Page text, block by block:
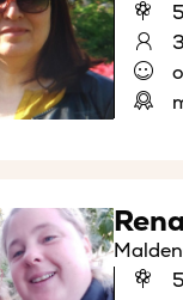
Malden